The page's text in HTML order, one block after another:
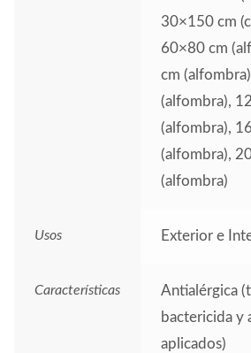
30×150 cm
60×80 cm
cm
(alfombra),
(alfombra),
(alfombra),
(alfombra)
Usos Exterior e
Características
Antialérgica
bactericida y
aplicados)